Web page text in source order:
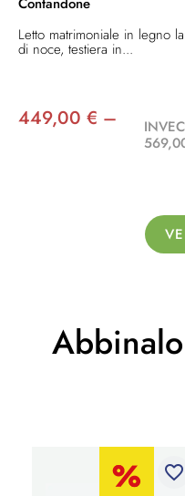
Letto matrimoniale in legno
di noce, testiera in...
449,00 € –
favorite_border